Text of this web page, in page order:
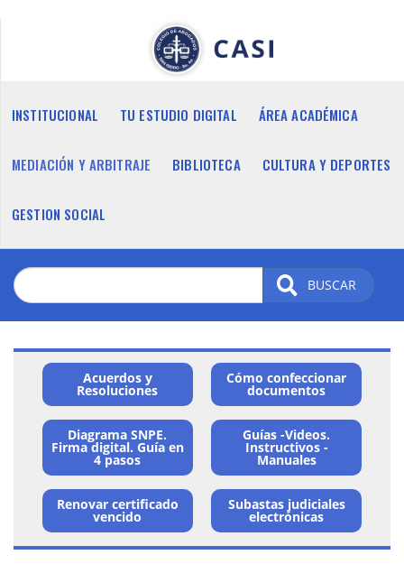
INSTITUCIONAL TU ESTUDIO DIGITAL ÁREA ACADÉMICA
MEDIACIÓN Y ARBITRAJE BIBLIOTECA CULTURA Y DEPORTES
GESTION SOCIAL
BUSCAR
Menu
Card
Tu
Estudio
Digital
Acuerdos y
Resoluciones
Cómo confeccionar
documentos
Diagrama SNPE.
Firma digital. Guía en
4 pasos
Guías -Videos.
Instructivos -
Manuales
Renovar certificado
vencido
Subastas judiciales
electrónicas